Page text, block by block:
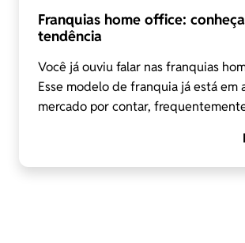
Franquias home office:
tendência
Você já ouviu falar nas franquias
Esse modelo de franquia já está em
mercado por contar,